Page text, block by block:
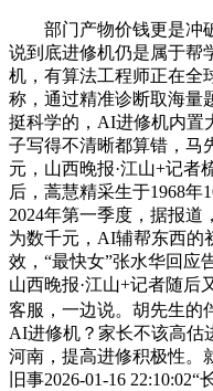
部门产物价钱更是冲破
说到底进修机仍是属于帮
机，有算法工程师正在全
称，通过精准诊断取海量
挺科学的，AI进修机内置
子写得不清晰都算错，马
元，山西晚报·江山+记者
后，蒿慧精采生于1968年
2024年第一季度，据报
为数千元，AI辅帮东西的
效，“最快女”张水华回应
山西晚报·江山+记者随后
客服，一边说。胡先生的
AI进修机？家长不该高估
河南，提高进修积极性。
旧事2026-01-16